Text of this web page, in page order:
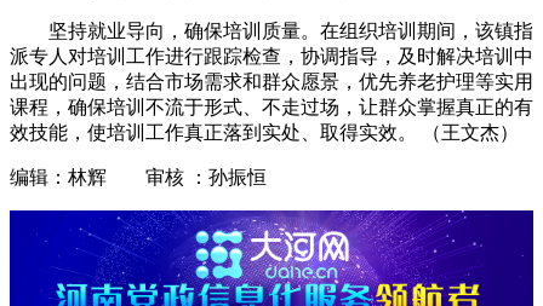
坚持就业导向，确保培训质量。在组织培训期间，该镇指
派专人对培训工作进行跟踪检查，协调指导，及时解决培训中
出现的问题，结合市场需求和群众愿景，优先养老护理等实用
课程，确保培训不流于形式、不走过场，让群众掌握真正的有
效技能，使培训工作真正落到实处、取得实效。 （王文杰）
编辑：林辉 审核 ：孙振恒